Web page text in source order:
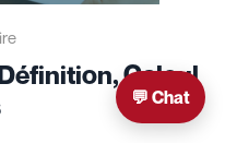
Calcul
💬 Chat